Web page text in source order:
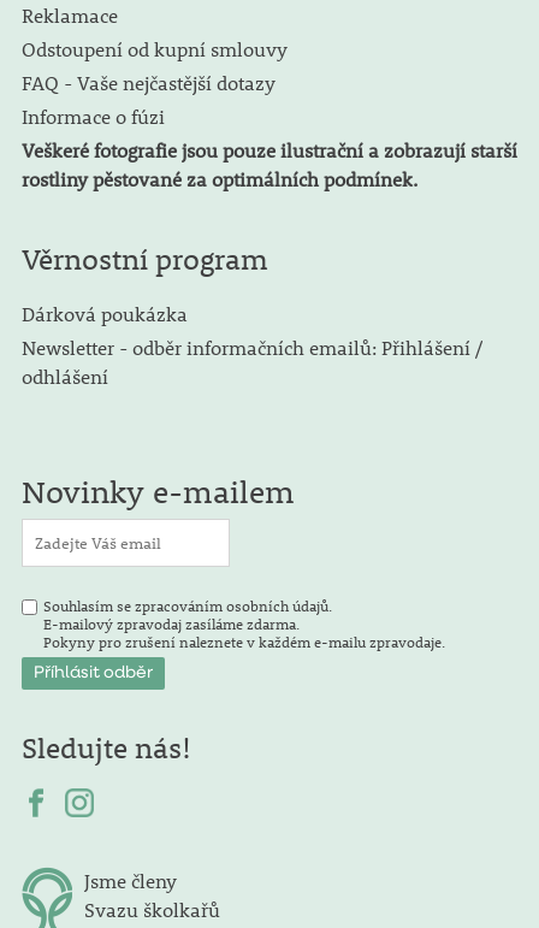
Reklamace
Odstoupení od kupní smlouvy
FAQ - Vaše nejčastější dotazy
Informace o fúzi
Veškeré fotografie jsou pouze ilustrační a zobrazují starší
rostliny pěstované za optimálních podmínek.
Věrnostní program
Dárková poukázka
Newsletter - odběr informačních emailů: Přihlášení /
odhlášení
Novinky e-mailem
Souhlasím se zpracováním osobních údajů.
E-mailový zpravodaj zasíláme zdarma.
Pokyny pro zrušení naleznete v každém e-mailu zpravodaje.
Sledujte nás!
Jsme členy
Svazu školkařů